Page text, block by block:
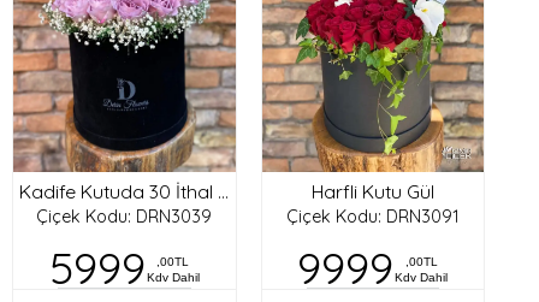
Kadife Kutuda 30 İthal Gül
Çiçek Kodu: DRN3039
5999
,00TL
Kdv Dahil
Harfli Kutu Gül
Çiçek Kodu: DRN3091
9999
,00TL
Kdv Dahil